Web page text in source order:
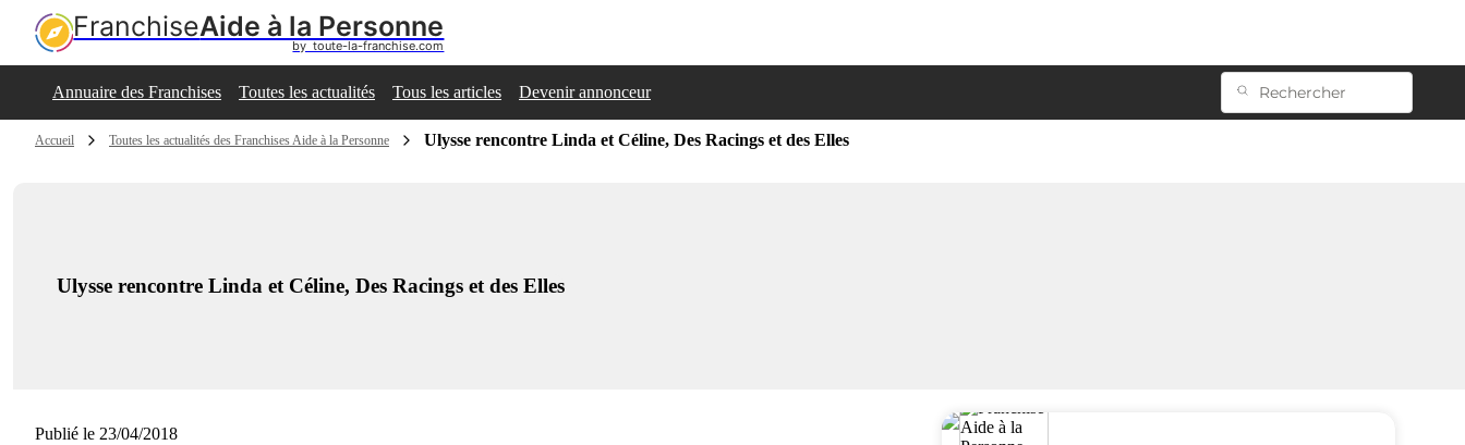
FranchiseAide à la Personne
by  toute-la-franchise.com
Annuaire des Franchises Toutes les actualités Tous les articles Devenir annonceur
Accueil Toutes les actualités des Franchises Aide à la Personne Ulysse rencontre Linda et Céline, Des Racings et des Elles
Ulysse rencontre Linda et Céline, Des Racings et des Elles
Publié le 23/04/2018